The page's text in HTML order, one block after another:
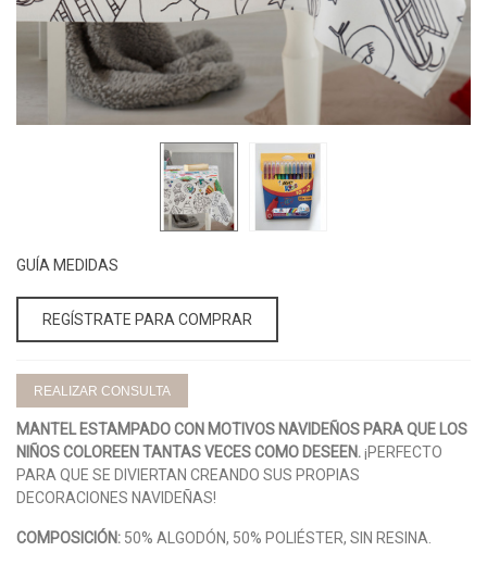
GUÍA MEDIDAS
REGÍSTRATE PARA COMPRAR
REALIZAR CONSULTA
MANTEL ESTAMPADO CON MOTIVOS NAVIDEÑOS PARA QUE LOS
NIÑOS COLOREEN TANTAS VECES COMO DESEEN.¡PERFECTO
PARA QUE SE DIVIERTAN CREANDO SUS PROPIAS
DECORACIONES NAVIDEÑAS!
COMPOSICIÓN: 50% ALGODÓN, 50% POLIÉSTER, SIN RESINA.